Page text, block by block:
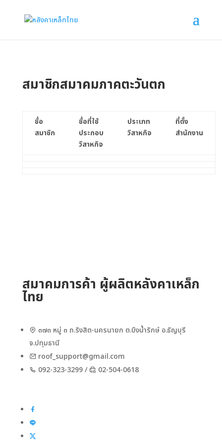
สมาชิกสมาคมภาคตะวันตก
ชื่อ
สมาชิก
ชื่อที่ใช้
ประกอบ
วิสาหกิจ
ประเภท
วิสาหกิจ
ที่ตั้ง
สำนักงาน
สมาคมการค้า ผู้ผลิตหลังคาเหล็ก
ไทย
๓๗๓ หมู่ ๓ ถ.รังสิต-นครนายก ต.บึงน้ำรักษ์ อ.ธัญบุรี
จ.ปทุมธานี
roof_support@gmail.com
092-323-3299 /
02-504-0618